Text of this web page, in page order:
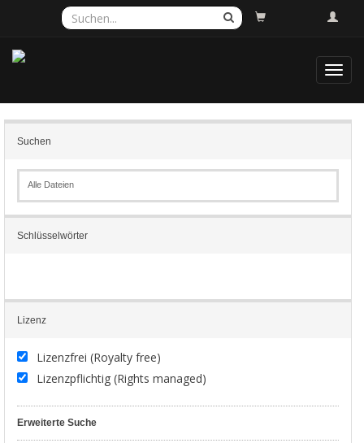
Suchen
Alle Dateien
Schlüsselwörter
Lizenz
Lizenzfrei (Royalty free)
Lizenzpflichtig (Rights managed)
Erweiterte Suche